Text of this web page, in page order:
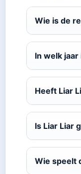
Wie is de
In welk
Heeft Liar
Is Liar Liar
Wie speelt